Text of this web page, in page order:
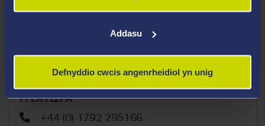
Addasu
Defnyddio cwcis angenrheidiol yn unig
Dr Gillian Phua
FFERYLLFA
+44 (0) 1792 295166